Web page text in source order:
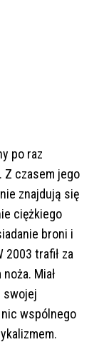
po raz
Z czasem jego
znajdują się
ciężkiego
broni i
trafił za
Miał
swojej
wspólnego